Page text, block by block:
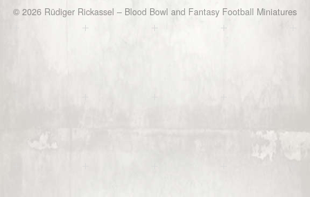
© 2026 Rüdiger Rickassel – Blood Bowl and Fantasy Football Miniatures